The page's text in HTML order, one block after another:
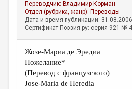
КОММЕНТАРИИ
ЛИТСАЛОН
ПРАВИЛА САЙТА
ОТДЕЛЫ И РУБРИКИ
Переводчик: Владимир Корман
Отдел (рубрика, жанр): Переводы
Дата и время публикации:
Сертификат Поэзия.ру: серия 921 №
Жозе-Мариа де Эредиа
Пожелание*
(Перевод с французского)
Jose-Maria de Heredia